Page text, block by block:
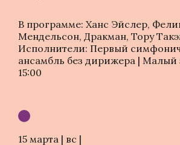
В программе: Ханс Эйслер,
Мендельсон, Дракман, Тору
Исполнители: Первый
ансамбль без дирижера | Малый
15:00
15 марта | вс |